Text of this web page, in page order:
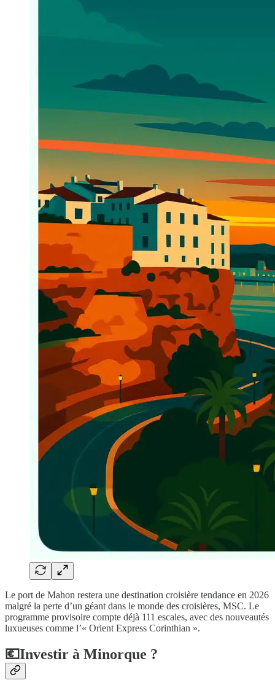
Le port de Mahon restera une destination croisière tendance en 2026
malgré la perte d’un géant dans le monde des croisières, MSC. Le
programme provisoire compte déjà 111 escales, avec des nouveautés
luxueuses comme l’« Orient Express Corinthian ».
💶Investir à Minorque ?